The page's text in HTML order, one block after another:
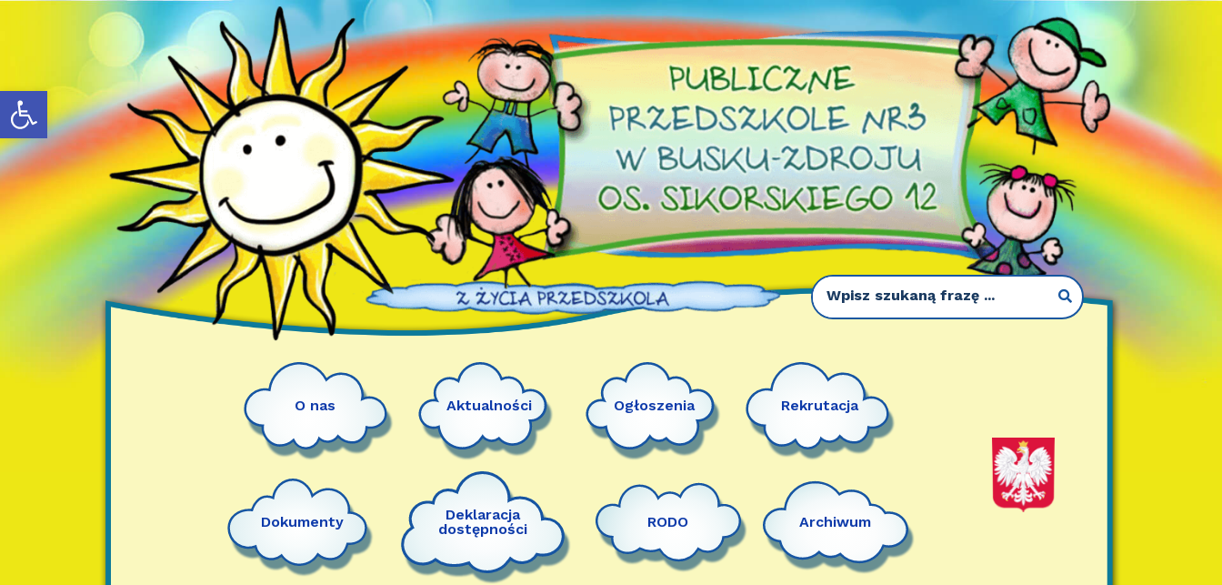
Otwórz pasek narzędzi
O nas Aktualności Ogłoszenia Rekrutacja
Dokumenty
Deklaracja
dostępności
RODO Archiwum